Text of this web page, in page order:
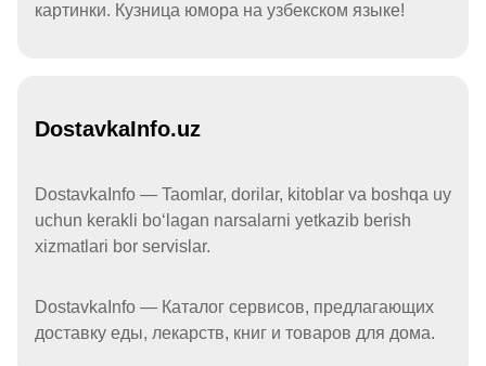
картинки. Кузница юмора на узбекском языке!
DostavkaInfo.uz
DostavkaInfo — Taomlar, dorilar, kitoblar va boshqa uy
uchun kerakli boʻlagan narsalarni yetkazib berish
xizmatlari bor servislar.
DostavkaInfo — Каталог сервисов, предлагающих
доставку еды, лекарств, книг и товаров для дома.